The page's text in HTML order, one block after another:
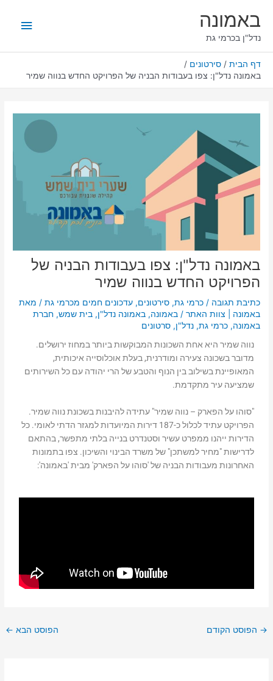
לתוכןבאמונה
נדל"ן בכרמי גת
דף הבית
סירטונים
באמונה נדל"ן: צפו בעבודות הבניה של הפרויקט החדש בנווה שמיר
באמונה נדל"ן: צפו בעבודות הבניה של
הפרויקט החדש בנווה שמיר
כתיבת תגובה /כרמי גת,סירטונים,עדכונים חמים מכרמי גת / מאת
באמונה | צוות האתר/באמונה,באמונה נדל"ן,בית שמש,חברת
באמונה,כרמי גת,נדל"ן,סרטונים
נווה שמיר היא אחת השכונות המבוקשות ביותר במחוז ירושלים.
מדובר בשכונה צעירה ומודרנית, בעלת אוכלוסייה איכותית,
המאופיינת בשילוב בין הנוף והטבע של הרי יהודה עם כל השירותים
שמציעה עיר מתקדמת.
"סוהו על הפארק – נווה שמיר" עתידה להיבנות בשכונת נווה שמיר.
הפרויקט עתיד לכלול כ-187 דירות המיועדות למגזר הדתי לאומי. כל
הדירות ייהנו ממפרט עשיר וסטנדרט בנייה בלתי מתפשר, בהתאם
לדרישות "מחיר למשתכן" של משרד הבינוי והשיכון. צפו בתמונות
האחרונות מעבודות הבניה של 'סוהו על הפארק' מבית 'באמונה':
→ הפוסט הקודם הפוסט הבא ←